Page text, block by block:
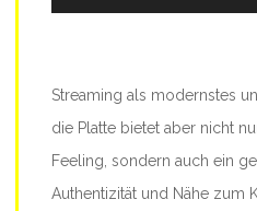
Player
Streaming als modernstes
die Platte bietet aber nicht
Feeling, sondern auch ein
Authentizität und Nähe zum